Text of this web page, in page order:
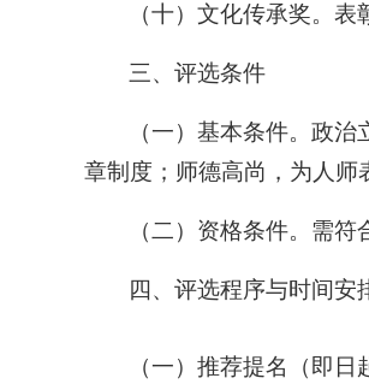
（十）文化传承奖。
三、评选条件
（一）基本条件。政
章制度；师德高尚，为人师
（二）资格条件。需
四、评选程序与时间安
（一）推荐提名（即